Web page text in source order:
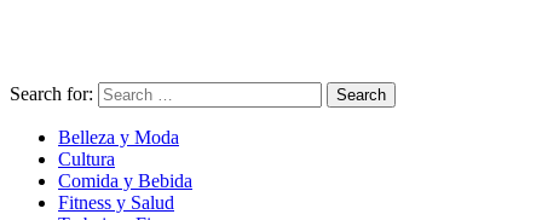
Search for: Search
Belleza y Moda
Cultura
Comida y Bebida
Fitness y Salud